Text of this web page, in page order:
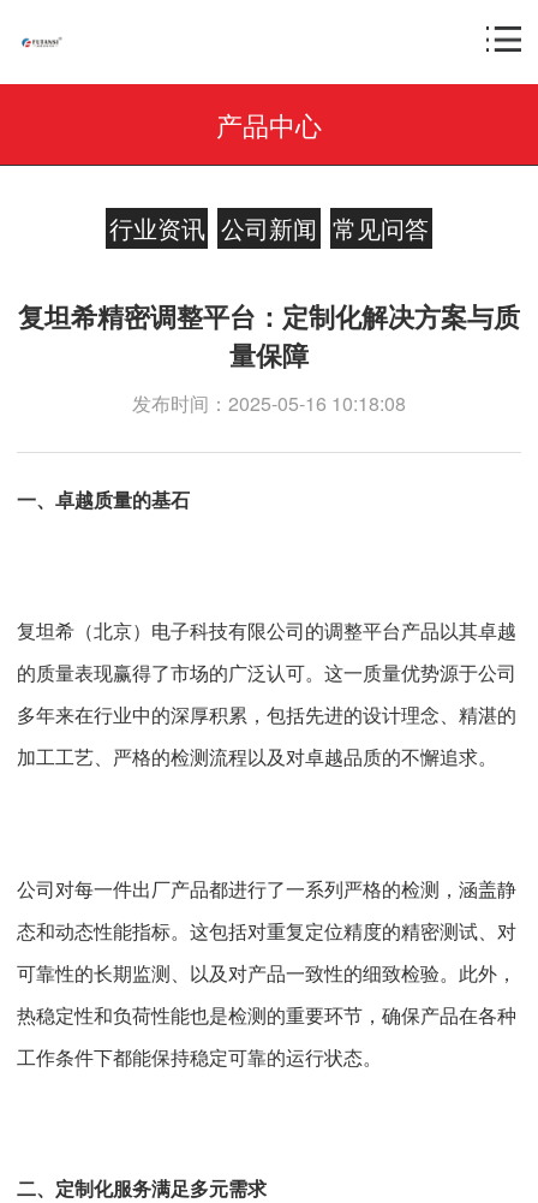
产品中心
行业资讯 公司新闻 常见问答
复坦希精密调整平台：定制化解决方案与质
量保障
发布时间：2025-05-16 10:18:08
一、卓越质量的基石
复坦希（北京）电子科技有限公司的调整平台产品以其卓越
的质量表现赢得了市场的广泛认可。这一质量优势源于公司
多年来在行业中的深厚积累，包括先进的设计理念、精湛的
加工工艺、严格的检测流程以及对卓越品质的不懈追求。
公司对每一件出厂产品都进行了一系列严格的检测，涵盖静
态和动态性能指标。这包括对重复定位精度的精密测试、对
可靠性的长期监测、以及对产品一致性的细致检验。此外，
热稳定性和负荷性能也是检测的重要环节，确保产品在各种
工作条件下都能保持稳定可靠的运行状态。
二、定制化服务满足多元需求